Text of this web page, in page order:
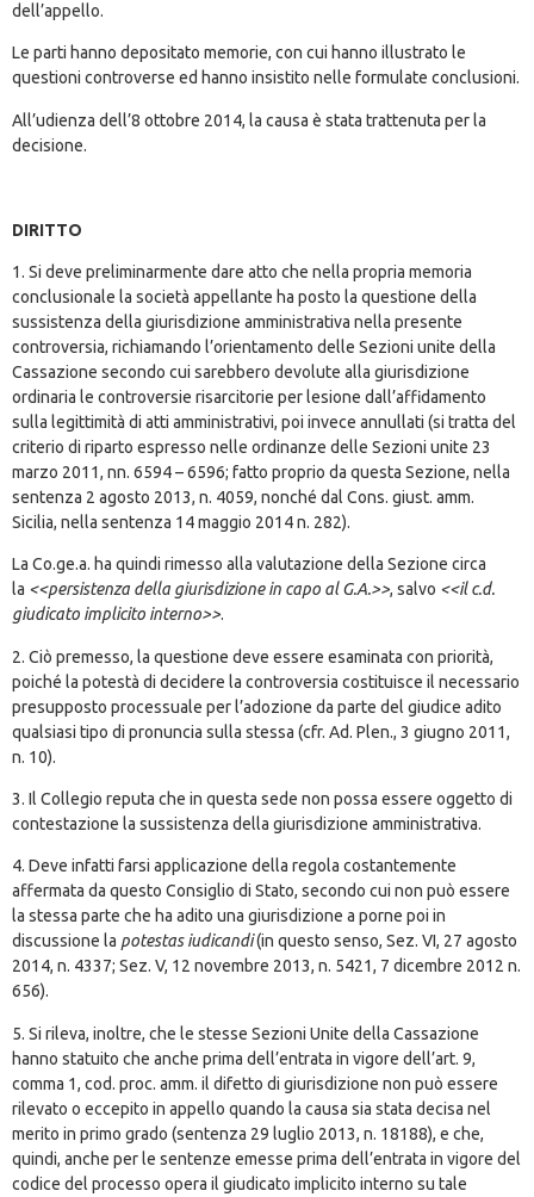
dell’appello.
Le parti hanno depositato memorie, con cui hanno illustrato le
questioni controverse ed hanno insistito nelle formulate conclusioni.
All’udienza dell’8 ottobre 2014, la causa è stata trattenuta per la
decisione.
DIRITTO
1. Si deve preliminarmente dare atto che nella propria memoria
conclusionale la società appellante ha posto la questione della
sussistenza della giurisdizione amministrativa nella presente
controversia, richiamando l’orientamento delle Sezioni unite della
Cassazione secondo cui sarebbero devolute alla giurisdizione
ordinaria le controversie risarcitorie per lesione dall’affidamento
sulla legittimità di atti amministrativi, poi invece annullati (si tratta del
criterio di riparto espresso nelle ordinanze delle Sezioni unite 23
marzo 2011, nn. 6594 – 6596; fatto proprio da questa Sezione, nella
sentenza 2 agosto 2013, n. 4059, nonché dal Cons. giust. amm.
Sicilia, nella sentenza 14 maggio 2014 n. 282).
La Co.ge.a. ha quindi rimesso alla valutazione della Sezione circa
la <<persistenza della giurisdizione in capo al G.A.>>, salvo <<il c.d.
giudicato implicito interno>>.
2. Ciò premesso, la questione deve essere esaminata con priorità,
poiché la potestà di decidere la controversia costituisce il necessario
presupposto processuale per l’adozione da parte del giudice adito
qualsiasi tipo di pronuncia sulla stessa (cfr. Ad. Plen., 3 giugno 2011,
n. 10).
3. Il Collegio reputa che in questa sede non possa essere oggetto di
contestazione la sussistenza della giurisdizione amministrativa.
4. Deve infatti farsi applicazione della regola costantemente
affermata da questo Consiglio di Stato, secondo cui non può essere
la stessa parte che ha adito una giurisdizione a porne poi in
discussione la potestas iudicandi(in questo senso, Sez. VI, 27 agosto
2014, n. 4337; Sez. V, 12 novembre 2013, n. 5421, 7 dicembre 2012 n.
656).
5. Si rileva, inoltre, che le stesse Sezioni Unite della Cassazione
hanno statuito che anche prima dell’entrata in vigore dell’art. 9,
comma 1, cod. proc. amm. il difetto di giurisdizione non può essere
rilevato o eccepito in appello quando la causa sia stata decisa nel
merito in primo grado (sentenza 29 luglio 2013, n. 18188), e che,
quindi, anche per le sentenze emesse prima dell’entrata in vigore del
codice del processo opera il giudicato implicito interno su tale